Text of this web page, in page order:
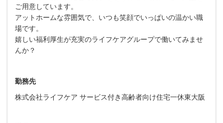
ご用意しています。
アットホームな雰囲気で、いつも笑顔でいっぱいの温かい職
場です。
嬉しい福利厚生が充実のライフケアグループで働いてみませ
んか？
勤務先
株式会社ライフケア サービス付き高齢者向け住宅一休東大阪